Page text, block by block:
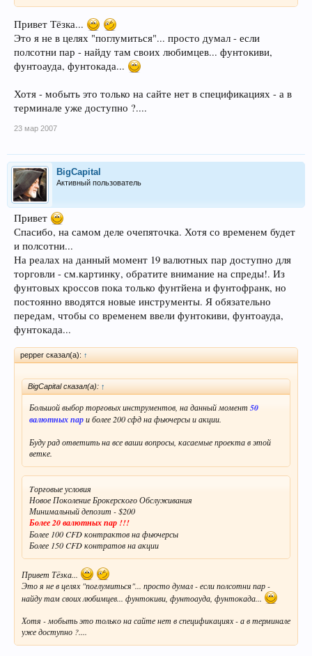
Привет Тёзка...
Это я не в целях "поглумиться"... просто думал - если
полсотни пар - найду там своих любимцев... фунтокиви,
фунтоауда, фунтокада...
Хотя - мобыть это только на сайте нет в спецификациях - а в
терминале уже доступно ?....
23 мар 2007
BigCapital
Активный пользователь
Привет
Спасибо, на самом деле очепяточка. Хотя со временем будет
и полсотни...
На реалах на данный момент 19 валютных пар доступно для
торговли - см.картинку, обратите внимание на спреды!. Из
фунтовых кроссов пока только фунтйена и фунтофранк, но
постоянно вводятся новые инструменты. Я обязательно
передам, чтобы со временем ввели фунтокиви, фунтоауда,
фунтокада...
pepper сказал(а): ↑
BigCapital сказал(а): ↑
Большой выбор торговых инструментов, на данный момент 50
валютных пари более 200 сфд на фьючерсы и акции.
Буду рад ответить на все ваши вопросы, касаемые проекта в этой
ветке.
Tорговые условия
Новое Поколение Брокерского Обслуживания
Минимальный депозит - $200
Более 20 валютных пар !!!
Более 100 CFD контрактов на фьючерсы
Более 150 CFD контратов на акции
Привет Тёзка...
Это я не в целях "поглумиться"... просто думал - если полсотни пар -
найду там своих любимцев... фунтокиви, фунтоауда, фунтокада...
Хотя - мобыть это только на сайте нет в спецификациях - а в терминале
уже доступно ?....